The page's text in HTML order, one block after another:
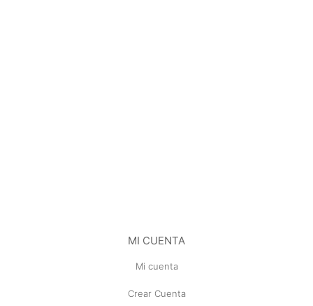
MI CUENTA
Mi cuenta
Crear Cuenta